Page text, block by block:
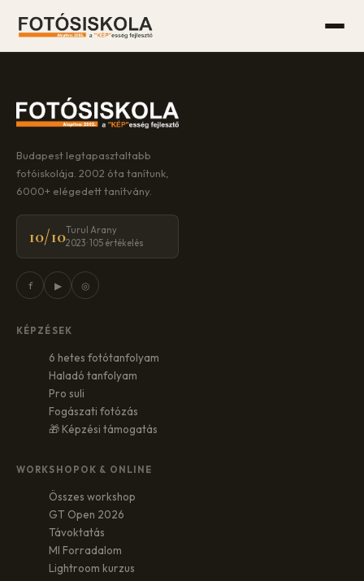
Budapest legtapasztaltabb
fotóiskolája. 2002 óta tanítunk,
6000+ elégedett tanítvány.
10/10Turul Arany
2023 · 105 értékelés
f ▶ ◎
KÉPZÉSEK
6 hetes fotótanfolyam
Haladó tanfolyam
Pro suli
Fogászati fotózás
🎁 Képzési támogatás
WORKSHOPOK & ONLINE
Összes workshop
GT Open 2026
Távoktatás
MI Forradalom
Lightroom kurzus